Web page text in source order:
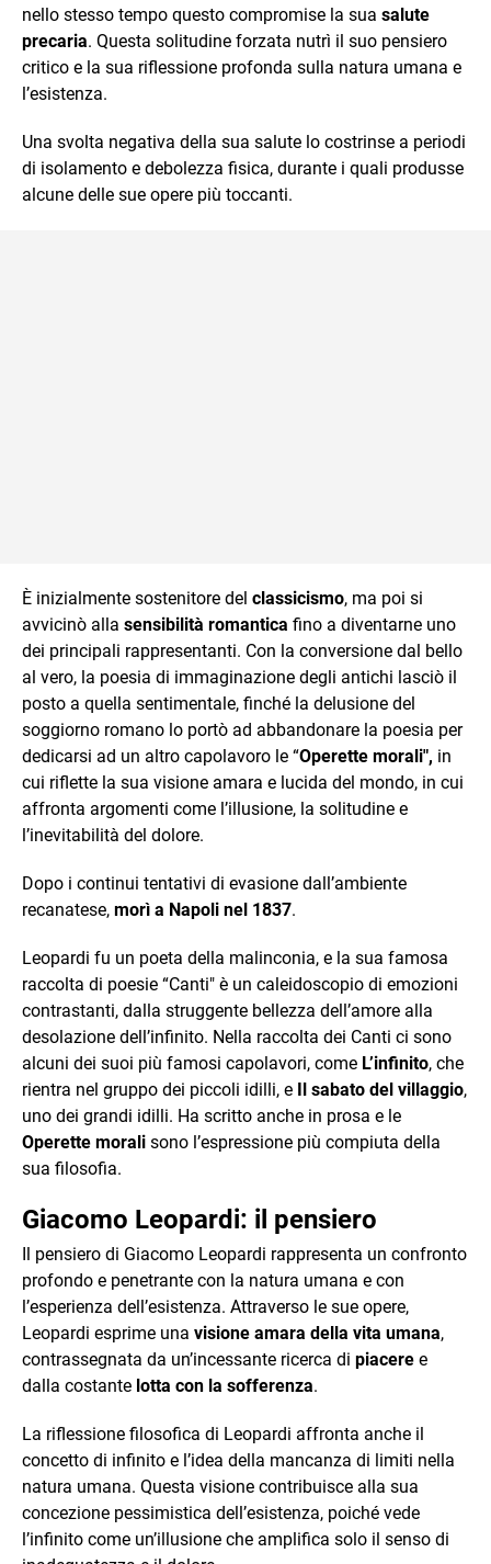
nello stesso tempo questo compromise la sua salute
precaria. Questa solitudine forzata nutrì il suo pensiero
critico e la sua riflessione profonda sulla natura umana e
l’esistenza.
Una svolta negativa della sua salute lo costrinse a periodi
di isolamento e debolezza fisica, durante i quali produsse
alcune delle sue opere più toccanti.
È inizialmente sostenitore del classicismo, ma poi si
avvicinò alla sensibilità romantica fino a diventarne uno
dei principali rappresentanti. Con la conversione dal bello
al vero, la poesia di immaginazione degli antichi lasciò il
posto a quella sentimentale, finché la delusione del
soggiorno romano lo portò ad abbandonare la poesia per
dedicarsi ad un altro capolavoro le “Operette morali", in
cui riflette la sua visione amara e lucida del mondo, in cui
affronta argomenti come l’illusione, la solitudine e
l’inevitabilità del dolore.
Dopo i continui tentativi di evasione dall’ambiente
recanatese, morì a Napoli nel 1837.
Leopardi fu un poeta della malinconia, e la sua famosa
raccolta di poesie “Canti" è un caleidoscopio di emozioni
contrastanti, dalla struggente bellezza dell’amore alla
desolazione dell’infinito. Nella raccolta dei Canti ci sono
alcuni dei suoi più famosi capolavori, come L’infinito, che
rientra nel gruppo dei piccoli idilli, e Il sabato del villaggio,
uno dei grandi idilli. Ha scritto anche in prosa e le
Operette morali sono l’espressione più compiuta della
sua filosofia.
Giacomo Leopardi: il pensiero
Il pensiero di Giacomo Leopardi rappresenta un confronto
profondo e penetrante con la natura umana e con
l’esperienza dell’esistenza. Attraverso le sue opere,
Leopardi esprime una visione amara della vita umana,
contrassegnata da un’incessante ricerca di piacere e
dalla costante lotta con la sofferenza.
La riflessione filosofica di Leopardi affronta anche il
concetto di infinito e l’idea della mancanza di limiti nella
natura umana. Questa visione contribuisce alla sua
concezione pessimistica dell’esistenza, poiché vede
l’infinito come un’illusione che amplifica solo il senso di